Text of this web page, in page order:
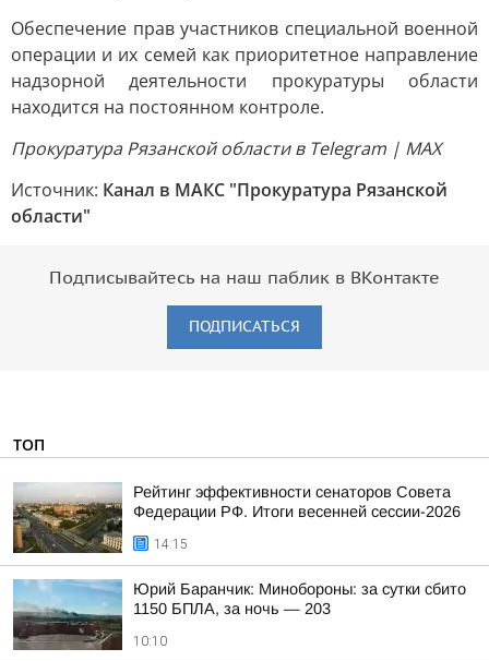
Обеспечение прав участников специальной военной
операции и их семей как приоритетное направление
надзорной деятельности прокуратуры области
находится на постоянном контроле.
Прокуратура Рязанской области в Telegram | MAX
Источник: Канал в МАКС "Прокуратура Рязанской
области"
Подписывайтесь на наш паблик в ВКонтакте
ПОДПИСАТЬСЯ
ТОП
Рейтинг эффективности сенаторов Совета
Федерации РФ. Итоги весенней сессии-2026
14:15
Юрий Баранчик: Минобороны: за сутки сбито
1150 БПЛА, за ночь — 203
10:10